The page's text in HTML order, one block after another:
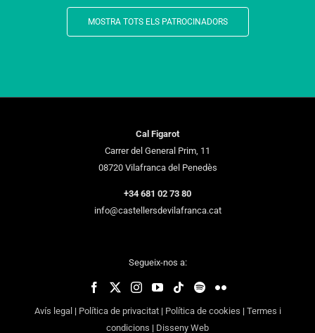
MOSTRA TOTS ELS PATROCINADORS
Cal Figarot
Carrer del General Prim, 11
08720 Vilafranca del Penedès
+34 681 02 73 80
info@castellersdevilafranca.cat
Segueix-nos a:
Avís legal | Política de privacitat| Política de cookies | Termes i
condicions | Disseny Web